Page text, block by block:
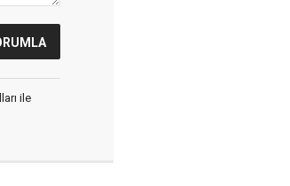
ile